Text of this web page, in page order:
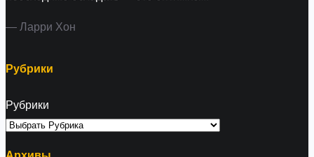
— Ларри Хон
Рубрики
Рубрики